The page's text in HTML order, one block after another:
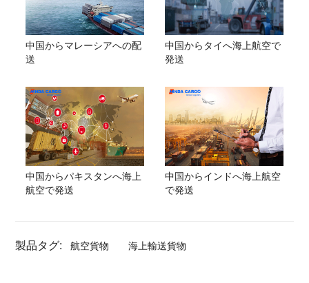
中国からマレーシアへの配
送
中国からタイへ海上航空で
発送
中国からパキスタンへ海上
航空で発送
中国からインドへ海上航空
で発送
製品タグ: 航空貨物 海上輸送貨物